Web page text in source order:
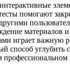
помогают
материалов
играет важную
способ углубить
профессиональном